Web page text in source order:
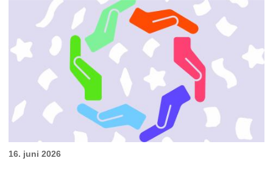
16. juni 2026